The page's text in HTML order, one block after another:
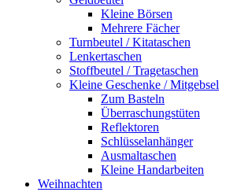
Kleine Börsen
Mehrere Fächer
Turnbeutel / Kitataschen
Lenkertaschen
Stoffbeutel / Tragetaschen
Kleine Geschenke / Mitgebsel
Zum Basteln
Überraschungstüten
Reflektoren
Schlüsselanhänger
Ausmaltaschen
Kleine Handarbeiten
Weihnachten